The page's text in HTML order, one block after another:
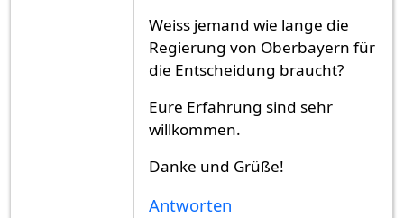
Weiss jemand wie lange die
Regierung von Oberbayern für
die Entscheidung braucht?
Eure Erfahrung sind sehr
willkommen.
Danke und Grüße!
Antworten